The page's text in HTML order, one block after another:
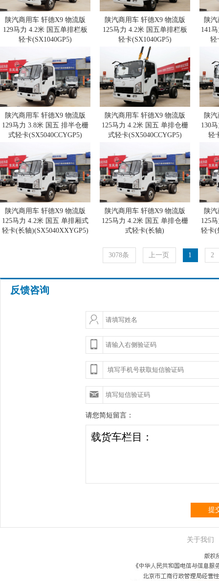
陕汽商用车 轩德X9 物流版
129马力 4.2米 国五单排栏板
轻卡(SX1040GP5)
陕汽商用车 轩德X9 物流版
125马力 4.2米 国五单排栏板
轻卡(SX1040GP5)
陕
141
轻
陕汽商用车 轩德X9 物流版
129马力 3.8米 国五 排半仓栅
式轻卡(SX5040CCYGP5)
陕汽商用车 轩德X9 物流版
125马力 4.2米 国五 单排仓栅
式轻卡(SX5040CCYGP5)
陕
130
轻
陕汽商用车 轩德X9 物流版
125马力 4.2米 国五 单排厢式
轻卡(长轴)(SX5040XXYGP5)
陕汽商用车 轩德X9 物流版
125马力 4.2米 国五 单排仓栅
式轻卡(长轴)
陕
125
轻卡(
3078条 上一页 1 2
反馈咨询
请您简短留言：
提
关于我们